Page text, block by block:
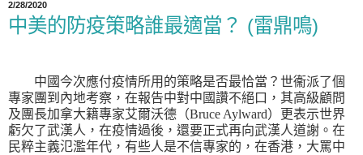
2/28/2020
中美的防疫策略誰最適當？ (雷鼎鳴)
中國今次應付疫情所用的策略是否最恰當？世衞派了個
專家 團 到內地考察，在報告中對中國讚不絕口，其高級顧問
及團長加拿大籍專家艾爾沃德（Bruce Aylward）更表示世界
虧欠了武漢人，在疫情過後，還要正式再向武漢人道謝。在
民粹主義氾濫年代，有些人是不信專家的，在香港，大罵中